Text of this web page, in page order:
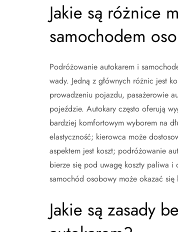
Jakie są różnice
samochodem
Podróżowanie autokarem i
wady. Jedną z głównych różnic jest
prowadzeniu pojazdu, pasażerowie
pojeździe. Autokary często oferują
bardziej komfortowym wyborem na
elastyczność; kierowca może
aspektem jest koszt; podróżowanie
bierze się pod uwagę koszty paliwa i
samochód osobowy może okazać się
Jakie są zasady